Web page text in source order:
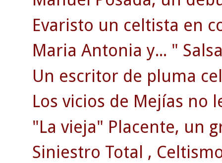
Evaristo un celtista en
Maria Antonia y... "
Un escritor de pluma
Los vicios de Mejías no
"La vieja" Placente, un
Siniestro Total ,